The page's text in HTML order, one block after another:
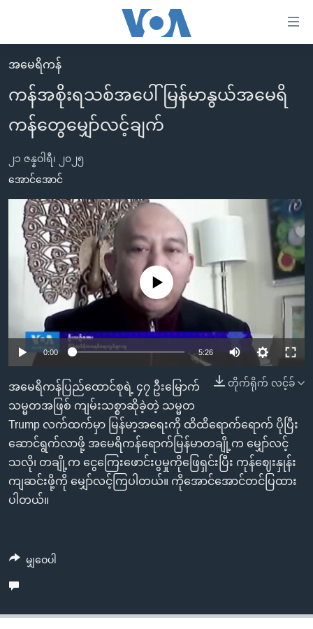
လွယ်ကူ
စေ
သည့်
များ
ပင်မ
အကြောင်းအရာ
ကျော်
ကြည့်
ညွန်း
စာမျက်နှာ
ကျော်
ကြည့်
ရန်
ရှာဖွေ
ရန်
နေရာ
သို့
မူလစာမျက်နှာ
မြန်မာ
ကမ္ဘာ့သတင်းများ
အမေရိကန်
တရုတ်
အစ္စရေး-ပါလက်စတိုင်း
သတင်းလွတ်လပ်ခွင့်
ရပ်ဝန်းတခု လမ်းတခု အလွန်
အင်္ဂလိပ်စာလေ့လာမယ်
အမေရိကန်သုံးအီဒီယံ
မကြေးမုံရဲ့ အင်္ဂလိပ်စာ
ရုပ်ရှင်ထဲက အင်္ဂလိပ်စာ
သုတပဒေသာ အင်္ဂလိပ်စာ
အပတ်စဉ်ကဏ္ဍများ
ရေဒီယို
ရေဒီယိုနှင့်ရုပ်သံ အချက်အလက်များ
ရေဒီယို/တီဗွီအစီအစဉ်
Learning English
ဘာသာစကားများ
အမေရိကန်
ကန်အစိုးရသစ်အပေါ် မြန်မာနွယ်အမေရိ
ကန်တွေမျှော်လင့်ချက်
၂၁ ဇန္နဝါရီ၊ ၂၀၂၅
အောင်အောင်
Auto 240p 360p 480p
720p 1080p
No media source currently available
0:00 5:26 Auto
240p
480p
720p
1080p
တိုက်ရိုက် လင့်ခ်
အမေရိကန်ပြည်ထောင်စုရဲ့ ၄၇ ဦးမြောက်
သမ္မတအဖြစ် ကျမ်းသစ္စာဆိုခဲ့တဲ့ သမ္မတ
Trump လက်ထက်မှာ မြန်မာ့အရေးကို ထိထိရောက်ရောက် ပိုပြီး
ဆောင်ရွက်လာဖို့ အမေရိကန်ရောက်မြန်မာတချို့က မျှော်လင့်
သလို၊ တချို့က ငွေကြေးဖောင်းပွမှုကိုဖြေရှင်းပြီး ကုန်ဈေးနှုန်း
ကျဆင်းဖို့ကို မျှော်လင့်ကြပါတယ်။ ကိုအောင်အောင်တင်ပြထား
ပါတယ်။
မျှဝေပါ